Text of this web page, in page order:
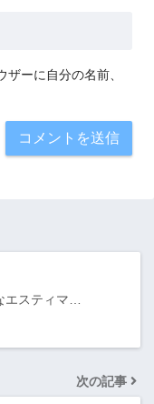
ーに自分の名前、
エスティマ…
次の記事